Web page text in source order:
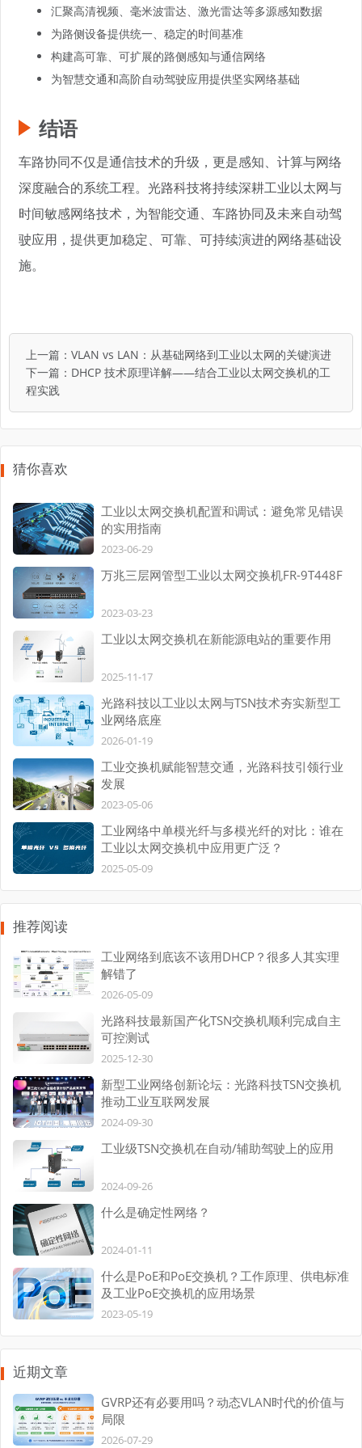
汇聚高清视频、毫米波雷达、激光雷达等多源感知数据
为路侧设备提供统一、稳定的时间基准
构建高可靠、可扩展的路侧感知与通信网络
为智慧交通和高阶自动驾驶应用提供坚实网络基础
结语
车路协同不仅是通信技术的升级，更是感知、计算与网络
深度融合的系统工程。光路科技将持续深耕工业以太网与
时间敏感网络技术，为智能交通、车路协同及未来自动驾
驶应用，提供更加稳定、可靠、可持续演进的网络基础设
施。
上一篇： VLAN vs LAN：从基础网络到工业以太网的关键演进
下一篇： DHCP 技术原理详解——结合工业以太网交换机的工
程实践
猜你喜欢
工业以太网交换机配置和调试：避免常见错误
的实用指南
2023-06-29
万兆三层网管型工业以太网交换机FR-9T448F
2023-03-23
工业以太网交换机在新能源电站的重要作用
2025-11-17
光路科技以工业以太网与TSN技术夯实新型工
业网络底座
2026-01-19
工业交换机赋能智慧交通，光路科技引领行业
发展
2023-05-06
工业网络中单模光纤与多模光纤的对比：谁在
工业以太网交换机中应用更广泛？
2025-05-09
推荐阅读
工业网络到底该不该用DHCP？很多人其实理
解错了
2026-05-09
光路科技最新国产化TSN交换机顺利完成自主
可控测试
2025-12-30
新型工业网络创新论坛：光路科技TSN交换机
推动工业互联网发展
2024-09-30
工业级TSN交换机在自动/辅助驾驶上的应用
2024-09-26
什么是确定性网络？
2024-01-11
什么是PoE和PoE交换机？工作原理、供电标准
及工业PoE交换机的应用场景
2023-05-19
近期文章
GVRP还有必要用吗？动态VLAN时代的价值与
局限
2026-07-29